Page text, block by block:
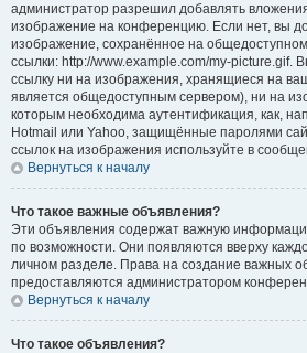
администратор разрешил добавлять
изображение на конференцию. Если нет, вы
изображение, сохранённое на
ссылки: http://www.example.com/my-picture.gif.
ссылку ни на изображения, хранящиеся на
является общедоступным сервером), ни на
которым необходима аутентификация, как,
Hotmail или Yahoo, защищённые паролями
ссылок на изображения используйте в
Вернуться к началу
Что такое важные объявления?
Эти объявления содержат важную
по возможности. Они появляются вверху
личном разделе. Права на создание важных
предоставляются администратором
Вернуться к началу
Что такое объявления?